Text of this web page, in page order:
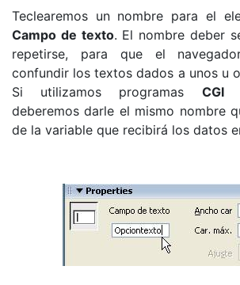
Teclearemos un nombre para el
Campo de texto. El nombre deber
repetirse, para que el
confundir los textos dados a unos u
Si utilizamos programas CGIo
deberemos darle el mismo nombre
de la variable que recibirá los datos